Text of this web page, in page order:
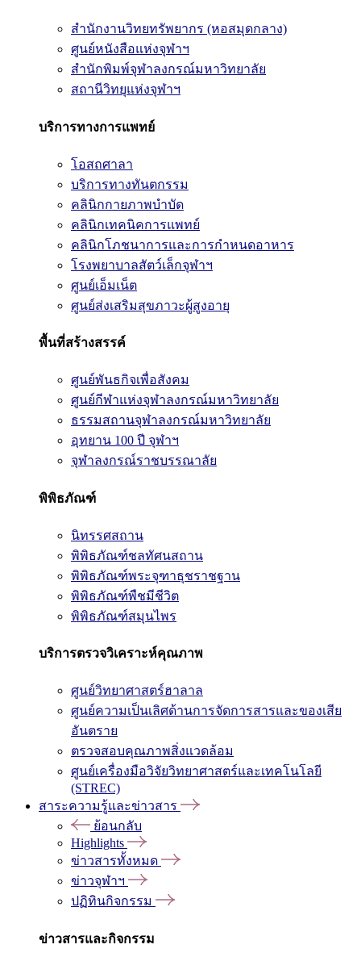
สำนักงานวิทยทรัพยากร (หอสมุดกลาง)
ศูนย์หนังสือแห่งจุฬาฯ
สำนักพิมพ์จุฬาลงกรณ์มหาวิทยาลัย
สถานีวิทยุแห่งจุฬาฯ
บริการทางการแพทย์
โอสถศาลา
บริการทางทันตกรรม
คลินิกกายภาพบำบัด
คลินิกเทคนิคการแพทย์
คลินิกโภชนาการและการกำหนดอาหาร
โรงพยาบาลสัตว์เล็กจุฬาฯ
ศูนย์เอ็มเน็ต
ศูนย์ส่งเสริมสุขภาวะผู้สูงอายุ
พื้นที่สร้างสรรค์
ศูนย์พันธกิจเพื่อสังคม
ศูนย์กีฬาแห่งจุฬาลงกรณ์มหาวิทยาลัย
ธรรมสถานจุฬาลงกรณ์มหาวิทยาลัย
อุทยาน 100 ปี จุฬาฯ
จุฬาลงกรณ์ราชบรรณาลัย
พิพิธภัณฑ์
นิทรรศสถาน
พิพิธภัณฑ์ชลทัศนสถาน
พิพิธภัณฑ์พระจุฑาธุชราชฐาน
พิพิธภัณฑ์พืชมีชีวิต
พิพิธภัณฑ์สมุนไพร
บริการตรวจวิเคราะห์คุณภาพ
ศูนย์วิทยาศาสตร์ฮาลาล
ศูนย์ความเป็นเลิศด้านการจัดการสารและของเสีย
อันตราย
ตรวจสอบคุณภาพสิ่งแวดล้อม
ศูนย์เครื่องมือวิจัยวิทยาศาสตร์และเทคโนโลยี
(STREC)
สาระความรู้และข่าวสาร
ย้อนกลับ
Highlights
ข่าวสารทั้งหมด
ข่าวจุฬาฯ
ปฏิทินกิจกรรม
ข่าวสารและกิจกรรม